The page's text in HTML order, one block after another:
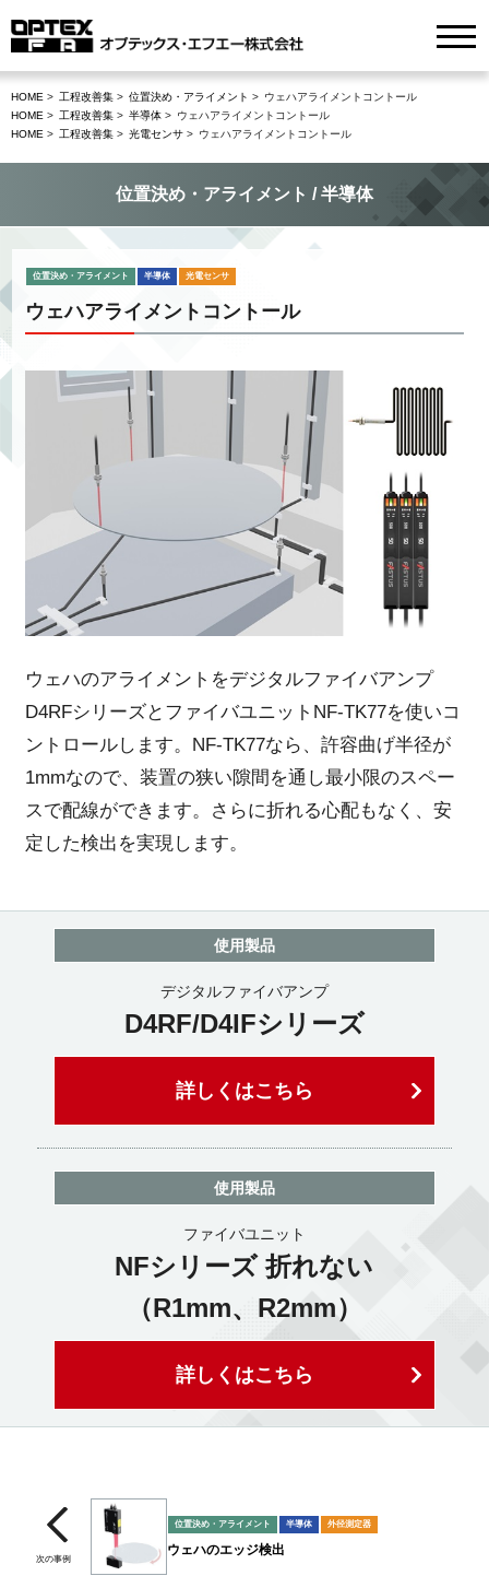
HOME 工程改善集 位置決め・アライメント
ウェハアライメントコントール
HOME
工程改善集 半導体
ウェハアライメントコントール
HOME
工程改善集 光電センサ ウェハアライメントコントール
位置決め・アライメント / 半導体
位置決め・アライメント 半導体 光電センサ
ウェハアライメントコントール
ウェハのアライメントをデジタルファイバアンプ
D4RFシリーズとファイバユニットNF-TK77を使いコ
ントロールします。NF-TK77なら、許容曲げ半径が
1mmなので、装置の狭い隙間を通し最小限のスペー
スで配線ができます。さらに折れる心配もなく、安
定した検出を実現します。
使用製品
デジタルファイバアンプ
D4RF/D4IFシリーズ
詳しくはこちら
使用製品
ファイバユニット
NFシリーズ 折れない
（R1mm、R2mm）
詳しくはこちら
位置決め・アライメント 半導体 外径測定器
ウェハのエッジ検出